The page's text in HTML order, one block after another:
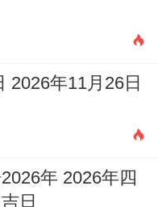
2026年11月26日
年 2026年四
日